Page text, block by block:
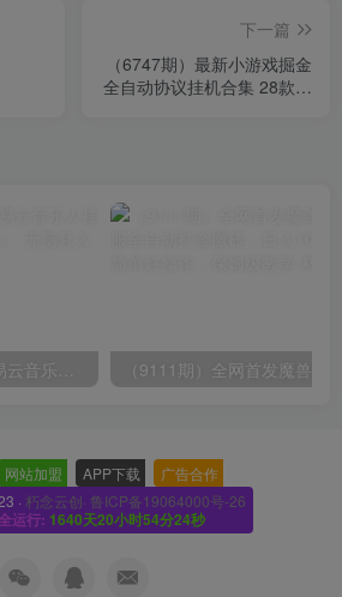
下一篇
（6747期）最新小游戏掘金
全自动协议挂机合集 28款每
网站加盟 APP下载 广告合作
· 朽念云创· 鲁ICP备19064000号-26
运行: 1640天20小时54分24秒